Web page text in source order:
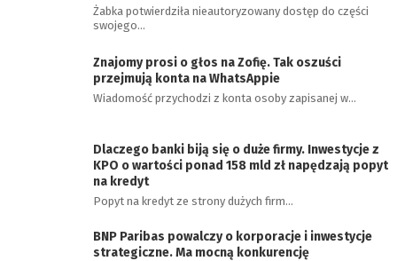
Żabka potwierdziła nieautoryzowany dostęp do części
swojego…
Znajomy prosi o głos na Zofię. Tak oszuści
przejmują konta na WhatsAppie
Wiadomość przychodzi z konta osoby zapisanej w…
Dlaczego banki biją się o duże firmy. Inwestycje z
KPO o wartości ponad 158 mld zł napędzają popyt
na kredyt
Popyt na kredyt ze strony dużych firm…
BNP Paribas powalczy o korporacje i inwestycje
strategiczne. Ma mocną konkurencję